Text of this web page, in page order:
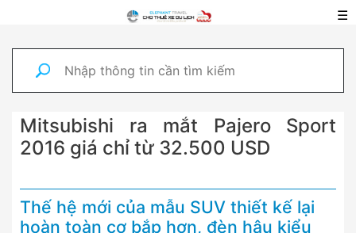
☰
Mitsubishi ra mắt Pajero Sport
2016 giá chỉ từ 32.500 USD
Thế hệ mới của mẫu SUV thiết kế lại
hoàn toàn cơ bắp hơn, đèn hậu kiểu